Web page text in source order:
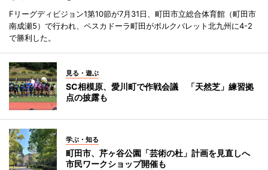
Fリーグディビジョン1第10節が7月31日、町田市立総合体育館（町田市
南成瀬5）で行われ、ペスカドーラ町田がボルクバレット北九州に4-2
で勝利した。
見る・遊ぶ
SC相模原、愛川町で作戦会議 「天然芝」練習拠
点の披露も
学ぶ・知る
町田市、芹ヶ谷公園「芸術の杜」計画を見直しへ
市民ワークショップ開催も